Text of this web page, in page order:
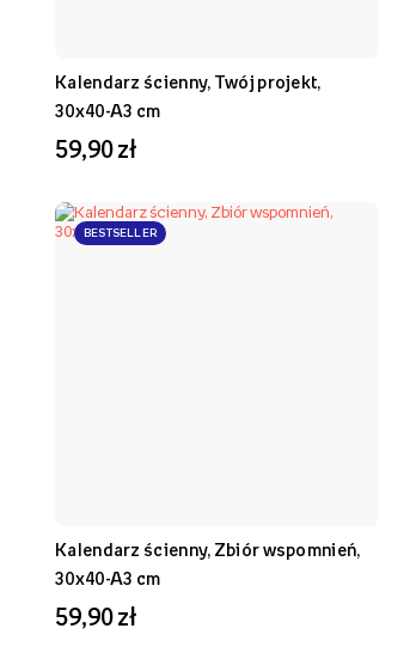
Kalendarz ścienny, Twój projekt,
30x40-A3 cm
59,90 zł
BESTSELLER
Kalendarz ścienny, Zbiór wspomnień,
30x40-A3 cm
59,90 zł